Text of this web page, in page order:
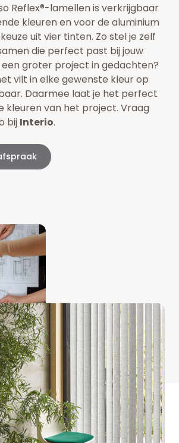
Reflex®-lamellen is verkrijgbaar
kleuren en voor de aluminium
uit vier tinten. Zo stel je zelf
die perfect past bij jouw
een groter project in gedachten?
vilt in elke gewenste kleur op
Daarmee laat je het perfect
kleuren van het project. Vraag
bij Interio.